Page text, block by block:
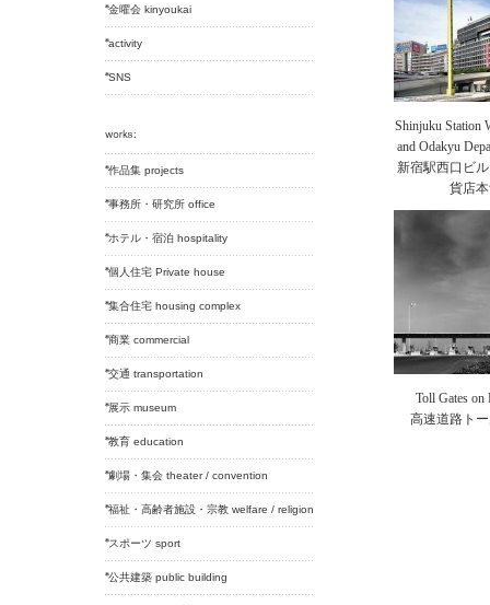
金曜会 kinyoukai
activity
SNS
作品集 projects
事務所・研究所 office
ホテル・宿泊 hospitality
個人住宅 Private house
集合住宅 housing complex
商業 commercial
交通 transportation
展示 museum
教育 education
劇場・集会 theater / convention
福祉・高齢者施設・宗教 welfare / religion
スポーツ sport
公共建築 public building
Shinjuku Station
and Odakyu
新宿駅西口ビ
貨店
Toll Gates on
高速道路ト